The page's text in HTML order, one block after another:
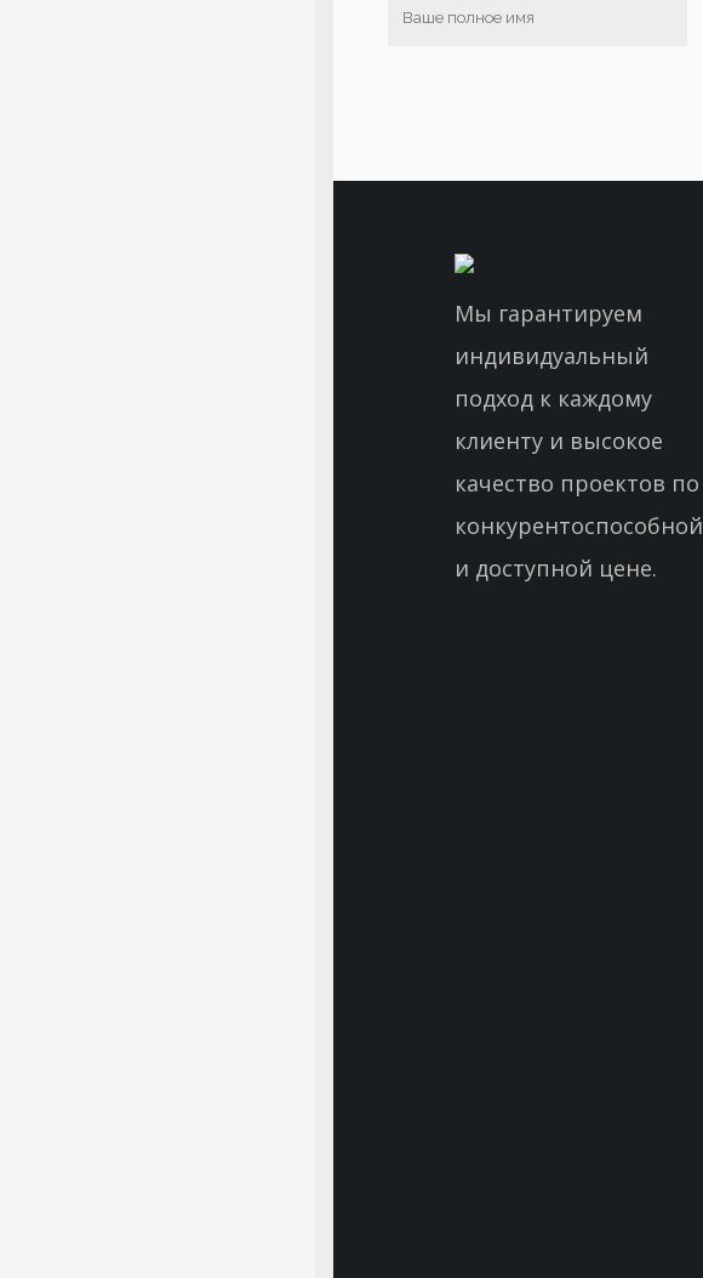
Мы гарантируем
индивидуальный
подход к каждому
клиенту и высокое
качество проектов по
конкурентоспособной
и доступной цене.